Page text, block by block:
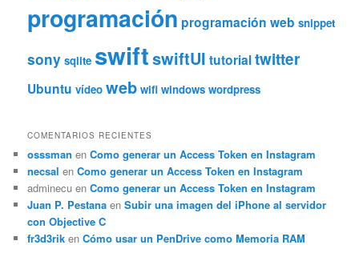
programación programación web snippet
sony sqlite swiftswiftUI tutorialtwitter
Ubuntu vídeo web wifi windows wordpress
COMENTARIOS RECIENTES
osssman enComo generar un Access Token en Instagram
necsal enComo generar un Access Token en Instagram
adminecu enComo generar un Access Token en Instagram
Juan P. Pestana enSubir una imagen del iPhone al servidor
con Objective C
fr3d3rik enCómo usar un PenDrive como Memoria RAM